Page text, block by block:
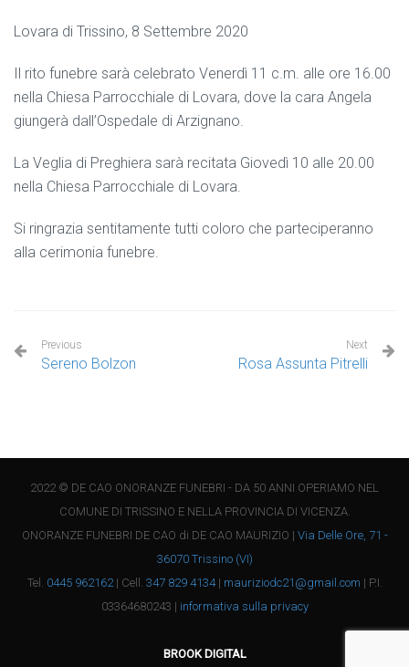
Lovara di Trissino, 8 Settembre 2020
Il rito funebre sarà celebrato Venerdì 11 c.m. alle ore 16.00
nella Chiesa Parrocchiale di Lovara, dove la cara Angela
giungerà dall’Ospedale di Arzignano.
La Veglia di Preghiera sarà recitata Giovedì 10 alle 20.00
nella Chiesa Parrocchiale di Lovara.
Si ringrazia sentitamente tutti coloro che parteciperanno
alla cerimonia funebre.
Previous
Sereno Bolzon
Next
Rosa Assunta Pitrelli
2022 © DE CAO ONORANZE FUNEBRI - DA 50 ANNI OPERIAMO NEL
COMUNE DI TRISSINO E NELLA PROVINCIA DI VICENZA.
ONORANZE FUNEBRI DE CAO di DE CAO MAURIZIO | Via Delle Ore, 71 -
36070 Trissino (VI)
Tel. 0445 962162| Cell. 347 829 4134| mauriziodc21@gmail.com | P.I.
03364680243 | informativa sulla privacy
BROOK DIGITAL